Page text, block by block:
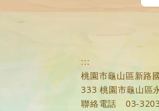
:::
桃園市龜山區新
333 桃園市龜山區
聯絡電話
03-